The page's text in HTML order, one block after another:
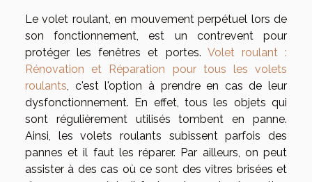
Le volet roulant, en mouvement perpétuel lors de
son fonctionnement, est un contrevent pour
protéger les fenêtres et portes. Volet roulant :
Rénovation et Réparation pour tous les volets
roulants , c'est l'option à prendre en cas de leur
dysfonctionnement. En effet, tous les objets qui
sont régulièrement utilisés tombent en panne.
Ainsi, les volets roulants subissent parfois des
pannes et il faut les réparer. Par ailleurs, on peut
assister à des cas où ce sont des vitres brisées et